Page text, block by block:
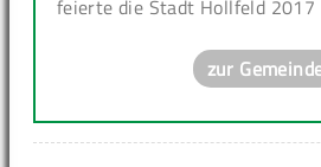
feierte die Stadt Hollfeld
zur